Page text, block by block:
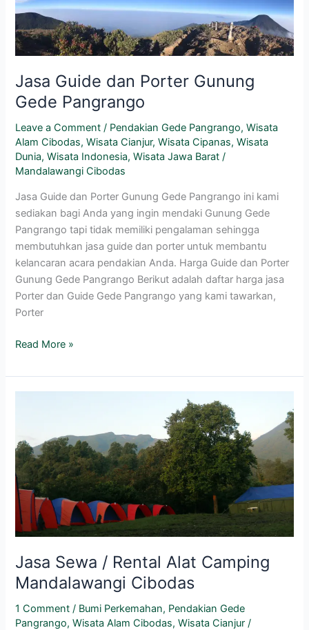
Jasa Guide dan Porter Gunung
Gede Pangrango
Leave a Comment / Pendakian Gede Pangrango,Wisata
Alam Cibodas,Wisata Cianjur,Wisata Cipanas,Wisata
Dunia,Wisata Indonesia,Wisata Jawa Barat /
Mandalawangi Cibodas
Jasa Guide dan Porter Gunung Gede Pangrango ini kami
sediakan bagi Anda yang ingin mendaki Gunung Gede
Pangrango tapi tidak memiliki pengalaman sehingga
membutuhkan jasa guide dan porter untuk membantu
kelancaran acara pendakian Anda. Harga Guide dan Porter
Gunung Gede Pangrango Berikut adalah daftar harga jasa
Porter dan Guide Gede Pangrango yang kami tawarkan,
Porter
dan
Porter
Gunung
Gede
Pangrango
Read More »
Jasa Sewa / Rental Alat Camping
Mandalawangi Cibodas
1 Comment / Bumi Perkemahan, Pendakian Gede
Pangrango,Wisata Alam Cibodas,Wisata Cianjur /
Rental
Alat
Camping
Mandalawangi
Cibodas